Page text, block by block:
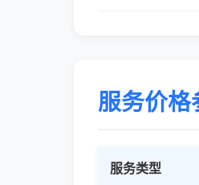
服务价格
服务类型